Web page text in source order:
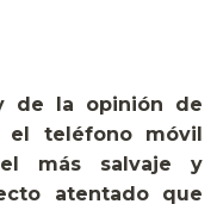
de la opinión de
el teléfono móvil
más salvaje y
atentado que